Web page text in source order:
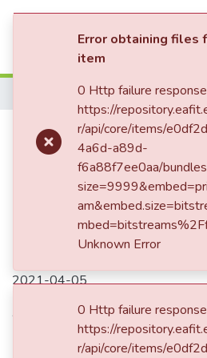
Communities & Collections
All of DSpace
Statistics
Escamas de
referencia para
materiales
2021-04-05
Authors
Martinez Guerrero, Christian
Error obtaining files
item
0 Http failure
https://
r/api/core/items/
4a6d-a89d-
f6a88f7ee0aa/
Unknown Error
0 Http failure
https://
r/api/core/items/